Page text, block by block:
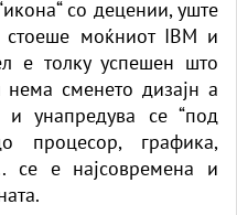
со децении, уште
моќниот IBM и
е толку успешен што
сменето дизајн а
унапредува се “под
процесор, графика,
се е најсовремена и